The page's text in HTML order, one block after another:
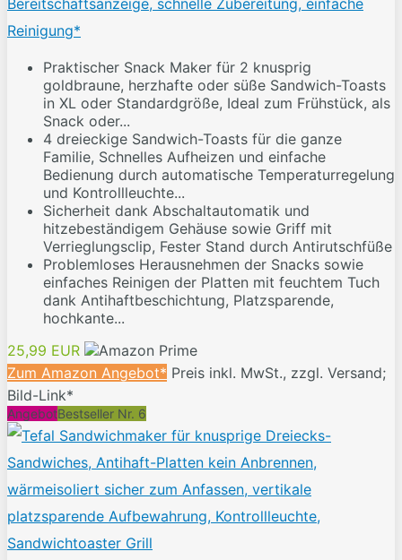
Bereitschaftsanzeige, schnelle Zubereitung, einfache
Reinigung*
Praktischer Snack Maker für 2 knusprig
goldbraune, herzhafte oder süße Sandwich-Toasts
in XL oder Standardgröße, Ideal zum Frühstück, als
Snack oder...
4 dreieckige Sandwich-Toasts für die ganze
Familie, Schnelles Aufheizen und einfache
Bedienung durch automatische Temperaturregelung
und Kontrollleuchte...
Sicherheit dank Abschaltautomatik und
hitzebeständigem Gehäuse sowie Griff mit
Verrieglungsclip, Fester Stand durch Antirutschfüße
Problemloses Herausnehmen der Snacks sowie
einfaches Reinigen der Platten mit feuchtem Tuch
dank Antihaftbeschichtung, Platzsparende,
hochkante...
25,99 EUR
Zum Amazon Angebot* Preis inkl. MwSt., zzgl. Versand;
Bild-Link*
AngebotBestseller Nr. 6